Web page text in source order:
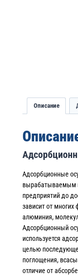
Описание
Адсорбционные
вырабатываемым
предприятий до
зависит от
алюминия,
Адсорбционный
используется
целью
поглощения,
отличие от